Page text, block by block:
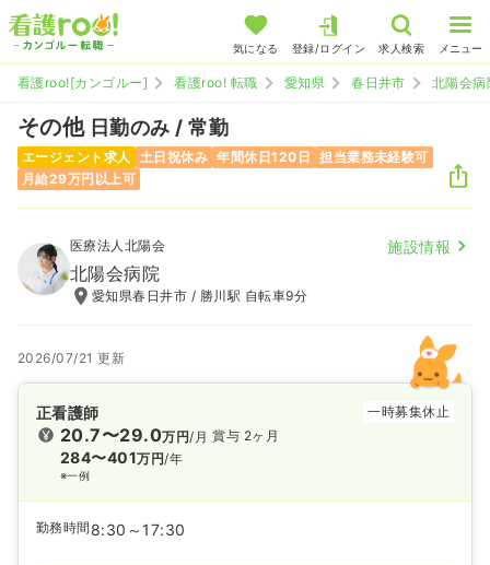
気になる 登録/ログイン 求人検索 メニュー
看護roo![カンゴルー] 看護roo! 転職 愛知県 春日井市 北陽会病
その他日勤のみ / 常勤
エージェント求人 土日祝休み 年間休日120日
担当業務未経験可
月給29万円以上可
医療法人北陽会 施設情報
北陽会病院
愛知県春日井市 / 勝川駅 自転車9分
2026/07/21 更新
正看護師 一時募集休止
20.7〜29.0万円/月
284〜401万円/年
※一例
賞与 2ヶ月
勤務時間 8:30～17:30